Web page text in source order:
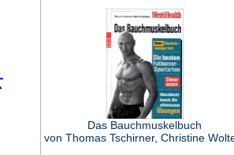
Das Bauchmuskelbuch
von Thomas Tschirner, Christine